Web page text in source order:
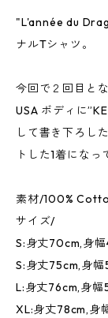
"L'année du
ナルTシャツ。
今回で２回目と
USA ボディに
して書き下ろし
トした1着になっ
素材/100%
サイズ/
S:身丈70cm,身
S:身丈75cm,身
L:身丈76cm,身
XL:身丈78cm,身